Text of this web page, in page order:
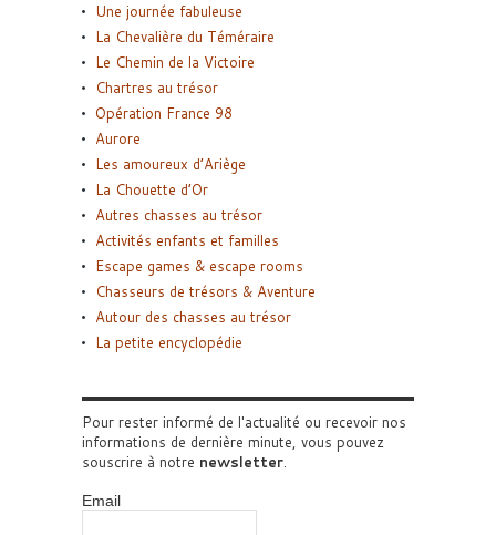
Une journée fabuleuse
La Chevalière du Téméraire
Le Chemin de la Victoire
Chartres au trésor
Opération France 98
Aurore
Les amoureux d’Ariège
La Chouette d’Or
Autres chasses au trésor
Activités enfants et familles
Escape games & escape rooms
Chasseurs de trésors & Aventure
Autour des chasses au trésor
La petite encyclopédie
Pour rester informé de l'actualité ou recevoir nos
informations de dernière minute, vous pouvez
souscrire à notre newsletter.
Email